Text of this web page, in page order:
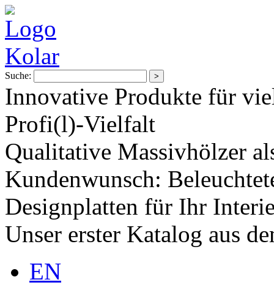
Suche:
Innovative Produkte für
Profi(l)-Vielfalt
Qualitative Massivhölzer
Kundenwunsch:
Designplatten für Ihr
Unser erster Katalog aus
EN